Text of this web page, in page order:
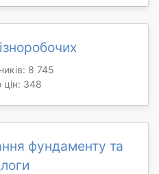
8 745
цін: 348
фундаменту та